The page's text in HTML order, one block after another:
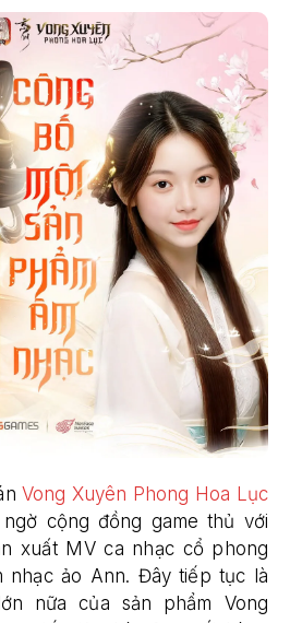
Vong Xuyên Phong Hoa Lục
cộng đồng game thủ với
xuất MV ca nhạc cổ phong
nhạc ảo Ann. Đây tiếp tục là
nữa của sản phẩm Vong